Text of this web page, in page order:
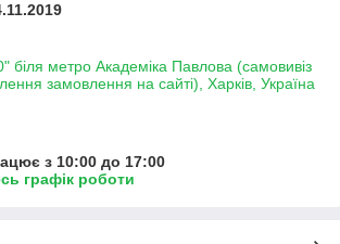
біля метро Академіка Павлова (самовивіз
замовлення на сайті), Харків, Україна
з 10:00 до 17:00
графік роботи